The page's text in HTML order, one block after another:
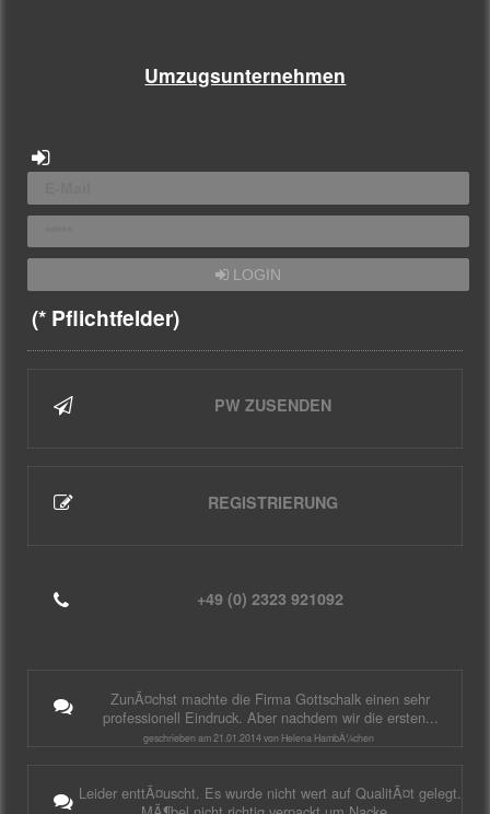
Umzugsunternehmen
LOGIN
(* Pflichtfelder)
PW ZUSENDEN
REGISTRIERUNG
+49 (0) 2323 921092
ZunÃ¤chst machte die Firma Gottschalk einen sehr
professionell Eindruck. Aber nachdem wir die ersten...
geschrieben am 21.01.2014 von Helena HambÃ¼chen
Leider enttÃ¤uscht. Es wurde nicht wert auf QualitÃ¤t gelegt.